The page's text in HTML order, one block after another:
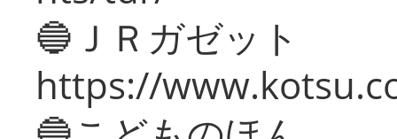
🔵ＪＲガゼット
https://